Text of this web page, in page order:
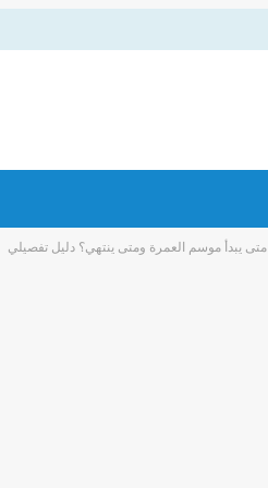
متى يبدأ موسم العمرة ومتى ينتهي؟ دليل تفصيلي